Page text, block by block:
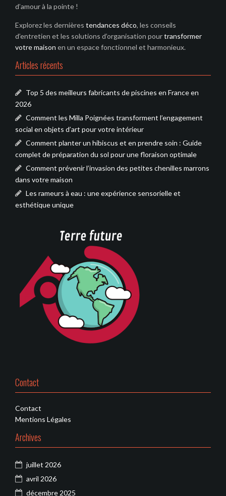
d’amour à la pointe !
Explorez les dernières tendances déco, les conseils
d’entretien et les solutions d’organisation pourtransformer
votre maison en un espace fonctionnel et harmonieux.
Articles récents
Top 5 des meilleurs fabricants de piscines en France en
2026
Comment les Milla Poignées transforment l’engagement
social en objets d’art pour votre intérieur
Comment planter un hibiscus et en prendre soin : Guide
complet de préparation du sol pour une floraison optimale
Comment prévenir l’invasion des petites chenilles marrons
dans votre maison
Les rameurs à eau : une expérience sensorielle et
esthétique unique
Contact
Contact
Mentions Légales
Archives
juillet 2026
avril 2026
décembre 2025